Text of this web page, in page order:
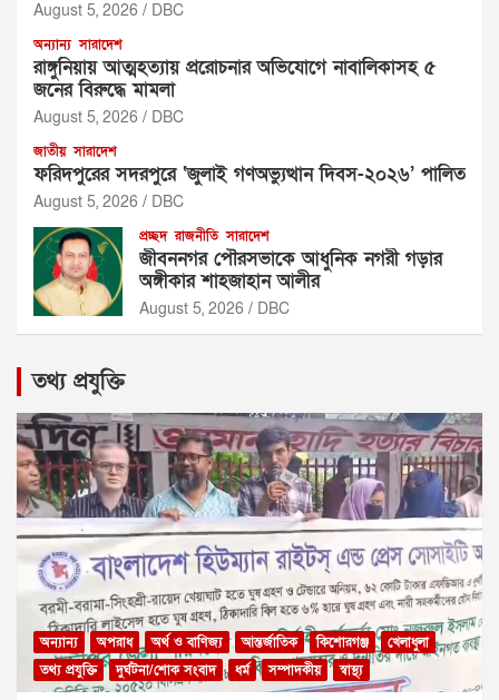
August 5, 2026 DBC
অন্যান্য সারাদেশ
রাঙ্গুনিয়ায় আত্মহত্যায় প্ররোচনার অভিযোগে নাবালিকাসহ ৫
জনের বিরুদ্ধে মামলা
August 5, 2026 DBC
জাতীয় সারাদেশ
ফরিদপুরের সদরপুরে ‘জুলাই গণঅভ্যুত্থান দিবস-২০২৬’ পালিত
August 5, 2026 DBC
প্রচ্ছদ রাজনীতি সারাদেশ
জীবননগর পৌরসভাকে আধুনিক নগরী গড়ার
অঙ্গীকার শাহজাহান আলীর
August 5, 2026 DBC
তথ্য প্রযুক্তি
অন্যান্য অপরাধ অর্থ ও বাণিজ্য আন্তর্জাতিক কিশোরগঞ্জ
খেলাধুলা
তথ্য প্রযুক্তি
দুর্ঘটনা/শোক সংবাদ ধর্ম সম্পাদকীয় স্বাস্থ্য